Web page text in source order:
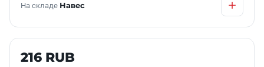
На складе Навес
Б/У В НАЛИЧИИ
216 RUB